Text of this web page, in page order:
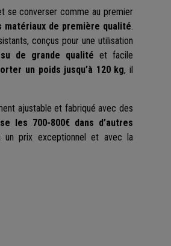
se converser comme au premier
matériaux de première qualité.
conçus pour une utilisation
de grande qualité et facile
un poids jusqu’à 120 kg, il
ajustable et fabriqué avec des
les 700-800€ dans d’autres
un prix exceptionnel et avec la